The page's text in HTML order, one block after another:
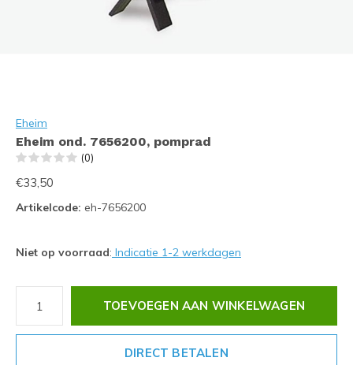
Eheim
Eheim ond. 7656200, pomprad
(0)
€33,50
Artikelcode: eh-7656200
Niet op voorraad: Indicatie 1-2 werkdagen
TOEVOEGEN AAN WINKELWAGEN
DIRECT BETALEN